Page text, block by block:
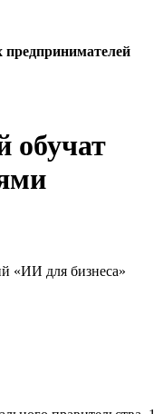
обучат
«ИИ для бизнеса»